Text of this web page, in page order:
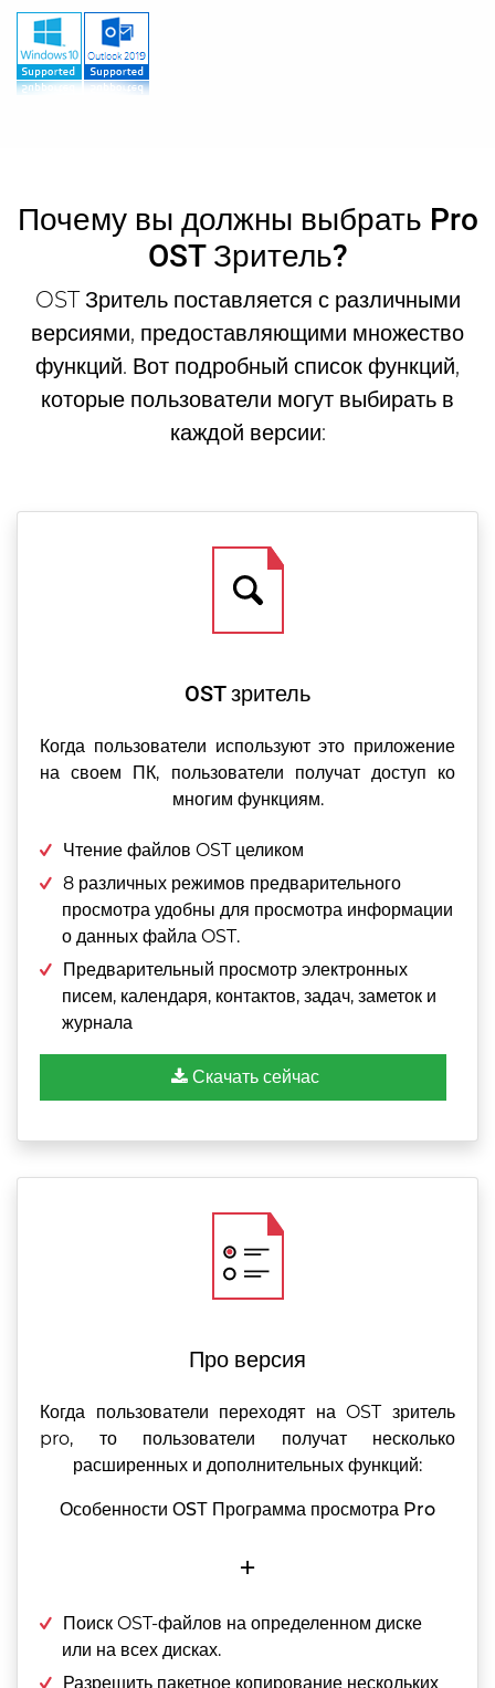
Почему вы должны выбрать Pro
OST Зритель?
OST Зритель поставляется с различными
версиями, предоставляющими множество
функций. Вот подробный список функций,
которые пользователи могут выбирать в
каждой версии:
OST зритель
Когда пользователи используют это приложение
на своем ПК, пользователи получат доступ ко
многим функциям.
Чтение файлов OST целиком
8 различных режимов предварительного
просмотра удобны для просмотра информации
о данных файла OST.
Предварительный просмотр электронных
писем, календаря, контактов, задач, заметок и
журнала
Скачать сейчас
Про версия
Когда пользователи переходят на OST зритель
pro, то пользователи получат несколько
расширенных и дополнительных функций:
Особенности ОSТ Программа просмотра Pro
+
Поиск OST-файлов на определенном диске
или на всех дисках.
Разрешить пакетное копирование нескольких